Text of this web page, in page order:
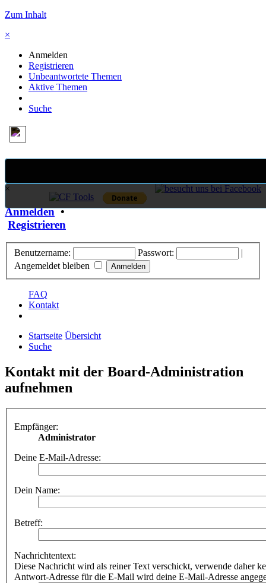
Zum Inhalt
×
Anmelden
Registrieren
Unbeantwortete Themen
Aktive Themen
Suche
×
Anmelden•
Registrieren
Benutzername: Passwort:
|
Angemeldet bleiben
FAQ
Kontakt
Startseite Übersicht
Suche
Kontakt mit der Board-Administration
aufnehmen
Empfänger:
Administrator
Deine E-Mail-Adresse:
Dein Name:
Betreff:
Nachrichtentext:
Diese Nachricht wird als reiner Text verschickt, verwende daher
Antwort-Adresse für die E-Mail wird deine E-Mail-Adresse